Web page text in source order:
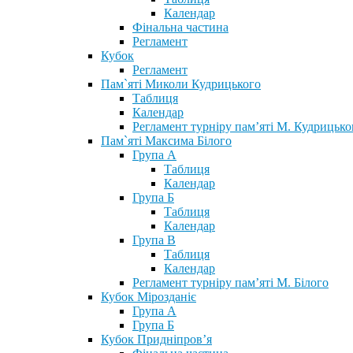
Календар
Фінальна частина
Регламент
Кубок
Регламент
Пам`яті Миколи Кудрицького
Таблиця
Календар
Регламент турніру пам’яті М.
Пам`яті Максима Білого
Група А
Таблиця
Календар
Група Б
Таблиця
Календар
Група В
Таблиця
Календар
Регламент турніру пам’яті М. Білого
Кубок Мірозданіє
Група А
Група Б
Кубок Придніпров’я